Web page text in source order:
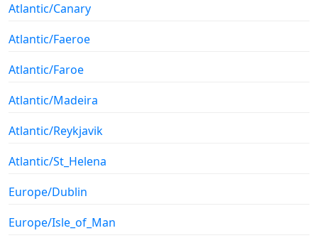
Atlantic/Canary
Atlantic/Faeroe
Atlantic/Faroe
Atlantic/Madeira
Atlantic/Reykjavik
Atlantic/St_Helena
Europe/Dublin
Europe/Isle_of_Man